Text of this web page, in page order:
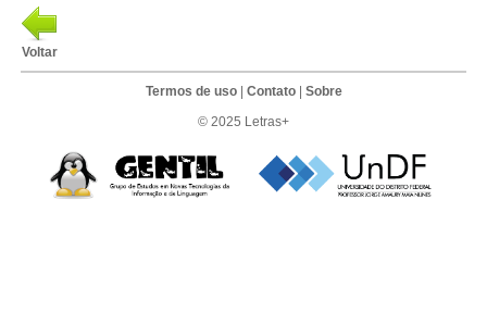
Voltar
Termos de uso| Contato| Sobre
© 2025 Letras+